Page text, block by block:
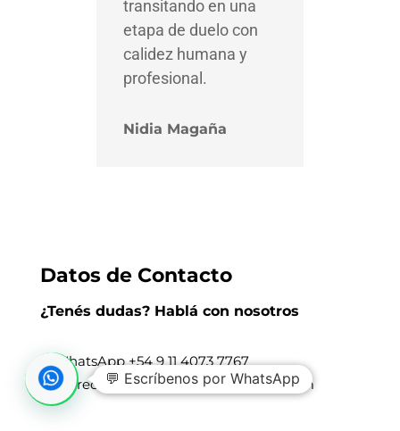
transitando en una
etapa de duelo con
calidez humana y
profesional.
Nidia Magaña
Datos de Contacto
¿Tenés dudas? Hablá con nosotros
WhatsApp +54 9 11 4073 7767
Correo: soporte@comenzarterapia.com
💬 Escríbenos por WhatsApp